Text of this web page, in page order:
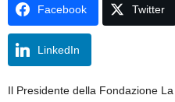
Facebook Twitter
LinkedIn
Il Presidente della Fondazione